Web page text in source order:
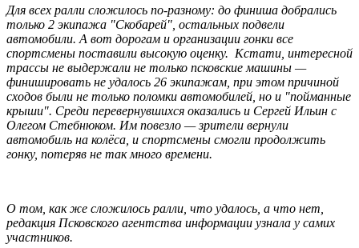
Для всех ралли сложилось по-разному: до финиша добрались
только 2 экипажа "Скобарей", остальных подвели
автомобили. А вот дорогам и организации гонки все
спортсмены поставили высокую оценку. Кстати, интересной
трассы не выдержали не только псковские машины —
финишировать не удалось 26 экипажам, при этом причиной
сходов были не только поломки автомобилей, но и "пойманные
крыши". Среди перевернувшихся оказались и Сергей Ильин с
Олегом Стебнюком. Им повезло — зрители вернули
автомобиль на колёса, и спортсмены смогли продолжить
гонку, потеряв не так много времени.
О том, как же сложилось ралли, что удалось, а что нет,
редакция Псковского агентства информации узнала у самих
участников.